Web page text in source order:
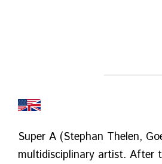
Super A (Stephan Thelen,
multidisciplinary artist. After